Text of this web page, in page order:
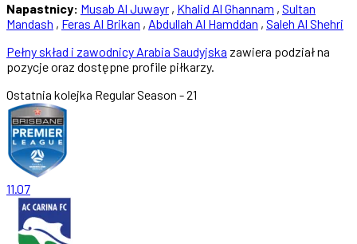
Napastnicy: Musab Al Juwayr , Khalid Al Ghannam , Sultan
Mandash , Feras Al Brikan , Abdullah Al Hamddan , Saleh Al Shehri
Pełny skład i zawodnicy Arabia Saudyjska zawiera podział na
pozycje oraz dostępne profile piłkarzy.
Ostatnia kolejka Regular Season - 21
11.07